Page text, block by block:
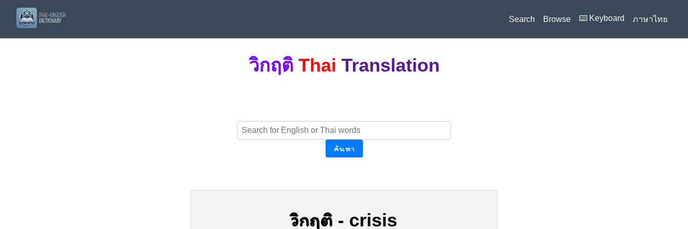
Search Browse ⌨️ Keyboard ภาษาไทย
วิกฤติ Thai Translation
ค้นหา
วิกฤติ - crisis